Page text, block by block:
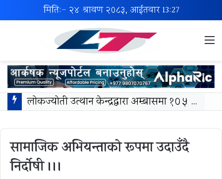
मिति:- २४ श्रावण २०८३, आईतवार13:27
लोकज्योती उत्थान केन्द्रद्वारा अम्बासमा १०५ विपन्न विद्यार्थीलाई शैक्षिक तथा खेलकुद सामग्री वितरण
सामाजिक अभियन्ताको रूपमा उदाउँदै
निर्दोषी ।।।